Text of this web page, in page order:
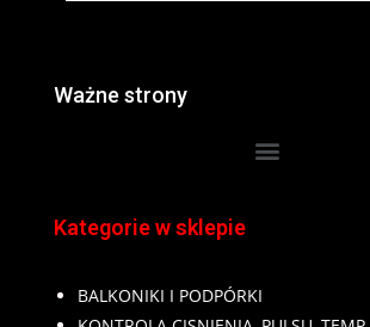
Ważne strony
Kategorie w sklepie
BALKONIKI I PODPÓRKI